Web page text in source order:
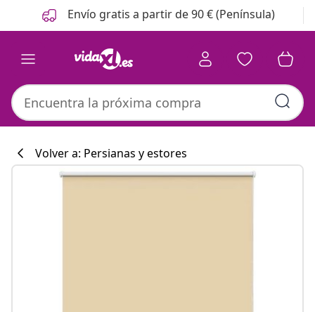
Anterior
Siguiente Envío gratis a partir de 90 € (Península)
Volver a: Persianas y estores